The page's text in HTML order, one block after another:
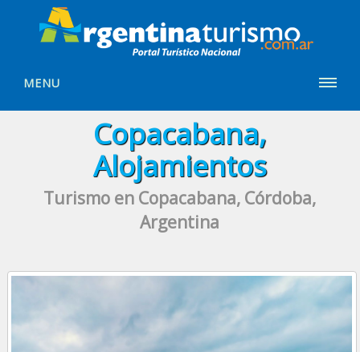
MENU
Copacabana,
Alojamientos
Turismo en Copacabana, Córdoba,
Argentina